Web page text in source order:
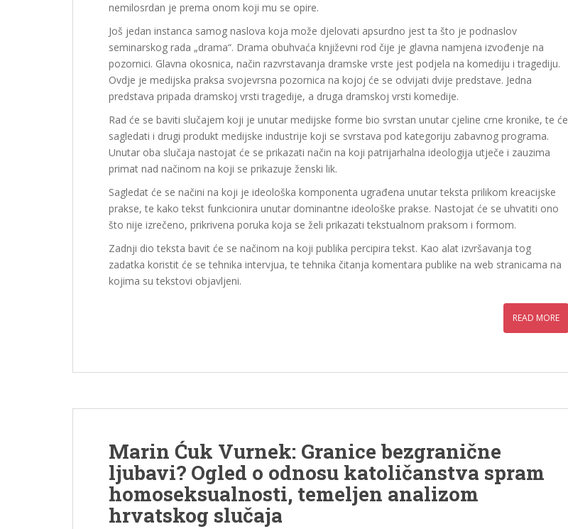
nemilosrdan je prema onom koji mu se opire.
Još jedan instanca samog naslova koja može djelovati apsurdno jest ta što je podnaslov
seminarskog rada „drama“. Drama obuhvaća književni rod čije je glavna namjena izvođenje na
pozornici. Glavna okosnica, način razvrstavanja dramske vrste jest podjela na komediju i tragediju.
Ovdje je medijska praksa svojevrsna pozornica na kojoj će se odvijati dvije predstave. Jedna
predstava pripada dramskoj vrsti tragedije, a druga dramskoj vrsti komedije.
Rad će se baviti slučajem koji je unutar medijske forme bio svrstan unutar cjeline crne kronike, te će
sagledati i drugi produkt medijske industrije koji se svrstava pod kategoriju zabavnog programa.
Unutar oba slučaja nastojat će se prikazati način na koji patrijarhalna ideologija utječe i zauzima
primat nad načinom na koji se prikazuje ženski lik.
Sagledat će se načini na koji je ideološka komponenta ugrađena unutar teksta prilikom kreacijske
prakse, te kako tekst funkcionira unutar dominantne ideološke prakse. Nastojat će se uhvatiti ono
što nije izrečeno, prikrivena poruka koja se želi prikazati tekstualnom praksom i formom.
Zadnji dio teksta bavit će se načinom na koji publika percipira tekst. Kao alat izvršavanja tog
zadatka koristit će se tehnika intervjua, te tehnika čitanja komentara publike na web stranicama na
kojima su tekstovi objavljeni.
READ MORE
Marin Ćuk Vurnek: Granice bezgranične
ljubavi? Ogled o odnosu katoličanstva spram
homoseksualnosti, temeljen analizom
hrvatskog slučaja